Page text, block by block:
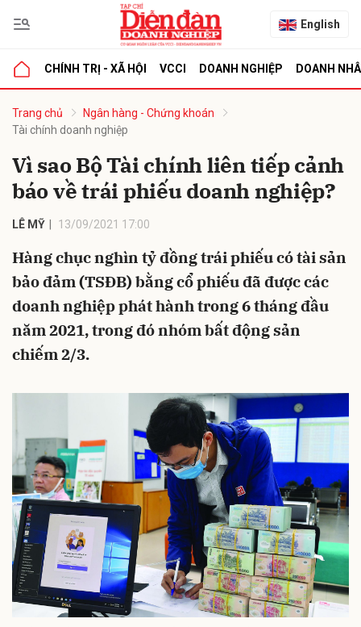
English
CHÍNH TRỊ - XÃ HỘI VCCI DOANH NGHIỆP DOANH
Trang chủ
Ngân hàng - Chứng khoán
Tài chính doanh nghiệp
Vì sao Bộ Tài chính liên tiếp cảnh
báo về trái phiếu doanh nghiệp?
LÊ MỸ 13/09/2021 17:00
Hàng chục nghìn tỷ đồng trái phiếu có tài sản
bảo đảm (TSĐB) bằng cổ phiếu đã được các
doanh nghiệp phát hành trong 6 tháng đầu
năm 2021, trong đó nhóm bất động sản
chiếm 2/3.
luận